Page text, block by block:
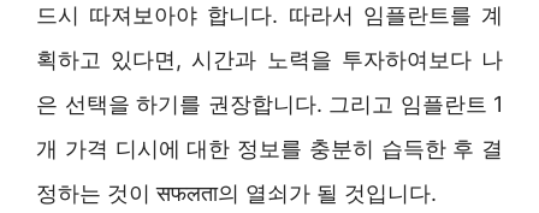
드시 따져보아야 합니다. 따라서 임플란트를 계
획하고 있다면, 시간과 노력을 투자하여보다 나
은 선택을 하기를 권장합니다. 그리고 임플란트 1
개 가격 디시에 대한 정보를 충분히 습득한 후 결
정하는 것이 सफलता의 열쇠가 될 것입니다.